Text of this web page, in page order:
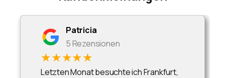
Patricia
5 Rezensionen
★★★★★
Letzten Monat besuchte ich Frankfurt,